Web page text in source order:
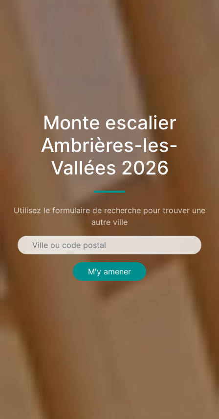
Monte escalier
Ambrières-les-
Vallées 2026
Utilisez le formulaire de recherche pour trouver une
autre ville
M'y amener